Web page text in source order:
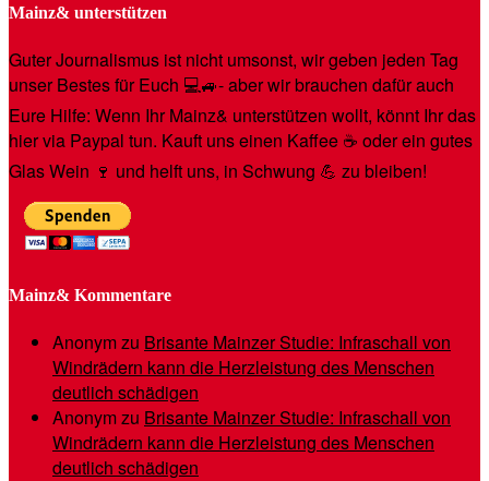
Mainz& unterstützen
Guter Journalismus ist nicht umsonst, wir geben jeden Tag
unser Bestes für Euch 💻🚙- aber wir brauchen dafür auch
Eure Hilfe: Wenn Ihr Mainz& unterstützen wollt, könnt Ihr das
hier via Paypal tun. Kauft uns einen Kaffee ☕️ oder ein gutes
Glas Wein 🍷 und helft uns, in Schwung 💪 zu bleiben!
Mainz& Kommentare
Anonymzu Brisante Mainzer Studie: Infraschall von
Windrädern kann die Herzleistung des Menschen
deutlich schädigen
Anonymzu Brisante Mainzer Studie: Infraschall von
Windrädern kann die Herzleistung des Menschen
deutlich schädigen